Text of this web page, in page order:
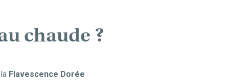
chaude ?
Flavescence Dorée